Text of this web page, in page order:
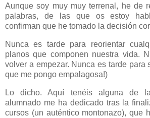
Aunque soy muy muy terrenal, he de
palabras, de las que os estoy
confirman que he tomado la decisión
Nunca es tarde para reorientar
planos que componen nuestra vida.
volver a empezar. Nunca es tarde para
que me pongo empalagosa!)
Lo dicho. Aquí tenéis alguna de
alumnado me ha dedicado tras la
cursos (un auténtico montonazo), que